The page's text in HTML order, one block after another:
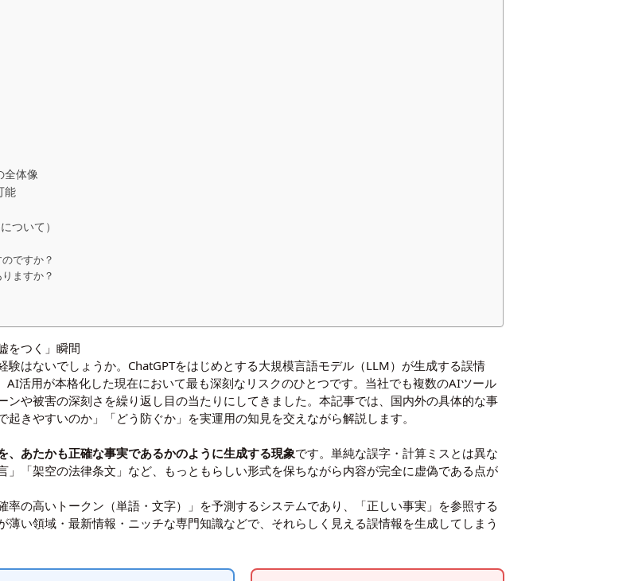
全体像
能
ついて）
ですか？
ますか？
をつく」瞬間
はないでしょうか。ChatGPTをはじめとする大規模言語モデル（LLM）が生成する誤情
AI活用が本格化した現在において最も深刻なリスクのひとつです。当社でも複数のAIツール
や被害の深刻さを繰り返し目の当たりにしてきました。本記事では、国内外の具体的な事
きやすいのか」「どう防ぐか」を実運用の知見を交えながら解説します。
、あたかも正確な事実であるかのように生成する現象です。単純な誤字・計算ミスとは異な
」「架空の法律条文」など、もっともらしい形式を保ちながら内容が完全に虚偽である点が
の高いトークン（単語・文字）」を予測するシステムであり、「正しい事実」を参照する
い領域・最新情報・ニッチな専門知識などで、それらしく見える誤情報を生成してしまう